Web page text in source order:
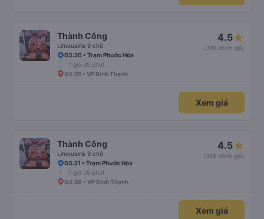
Thành Công
Limousine 9 chỗ
4.5
(399 đánh giá)
03:20 • Trạm Phước Hòa
1 giờ 35 phút
04:55 • VP Bình Thạnh
Xem giá
Thành Công
Limousine 9 chỗ
4.5
(399 đánh giá)
03:21 • Trạm Phước Hòa
1 giờ 35 phút
04:56 • VP Bình Thạnh
Xem giá